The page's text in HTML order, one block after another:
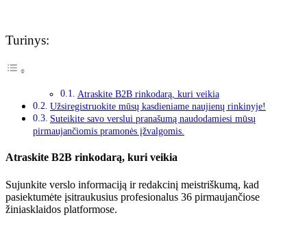
Turinys:
Atraskite B2B rinkodarą, kuri veikia
Užsiregistruokite mūsų kasdieniame naujienų rinkinyje!
Suteikite savo verslui pranašumą naudodamiesi mūsų
pirmaujančiomis pramonės įžvalgomis.
Atraskite B2B rinkodarą, kuri veikia
Sujunkite verslo informaciją ir redakcinį meistriškumą, kad
pasiektumėte įsitraukusius profesionalus 36 pirmaujančiose
žiniasklaidos platformose.